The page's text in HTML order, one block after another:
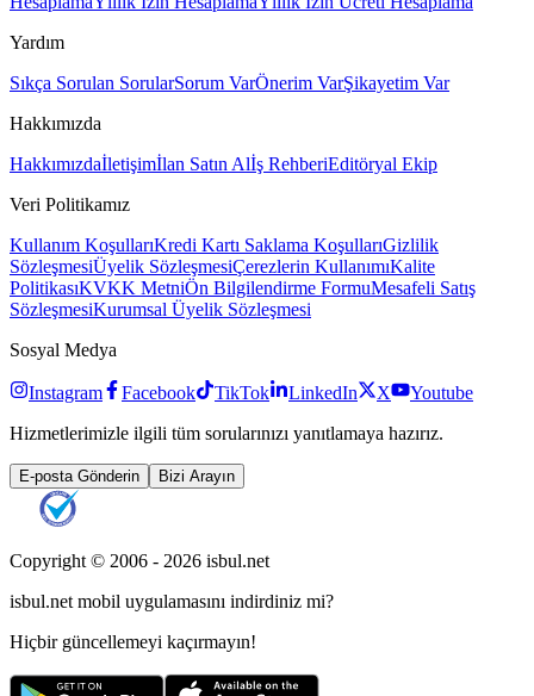
Yardım
Sıkça Sorulan SorularSorum VarÖnerim VarŞikayetim Var
Hakkımızda
Hakkımızdaİletişimİlan Satın Alİş RehberiEditöryal Ekip
Veri Politikamız
Kullanım KoşullarıKredi Kartı Saklama KoşullarıGizlilik
SözleşmesiÜyelik SözleşmesiÇerezlerin KullanımıKalite
PolitikasıKVKK MetniÖn Bilgilendirme FormuMesafeli Satış
SözleşmesiKurumsal Üyelik Sözleşmesi
Sosyal Medya
Instagram Facebook TikTok LinkedIn X
Youtube
Hizmetlerimizle ilgili tüm sorularınızı yanıtlamaya hazırız.
E-posta Gönderin Bizi Arayın
Copyright © 2006 - 2026 isbul.net
isbul.net mobil uygulamasını indirdiniz mi?
Hiçbir güncellemeyi kaçırmayın!